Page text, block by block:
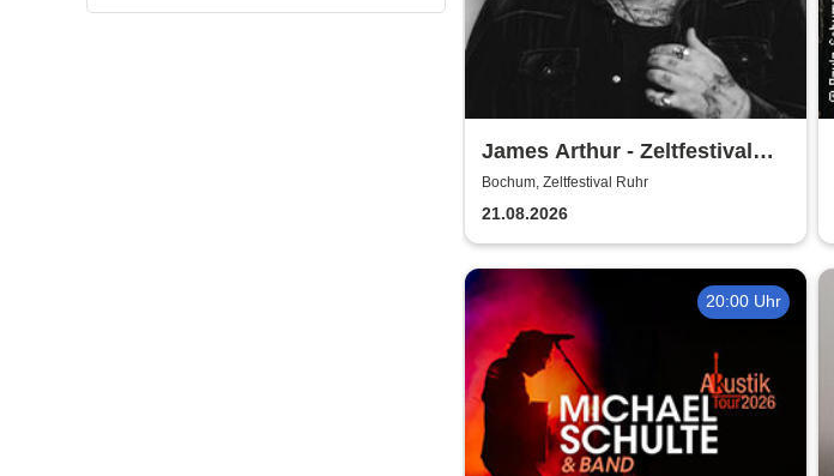
James Arthur - Zeltfestival
Ruhr
Bochum, Zeltfestival Ruhr
21.08.2026
20:00 Uhr